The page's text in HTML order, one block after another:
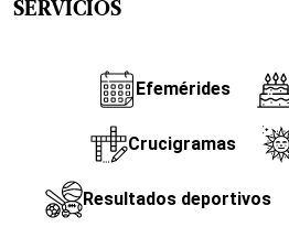
SERVICIOS
Efemérides
Crucigramas
Resultados deportivos